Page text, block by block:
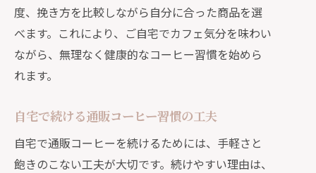
度、挽き方を比較しながら自分に合った商品を選
べます。これにより、ご自宅でカフェ気分を味わい
ながら、無理なく健康的なコーヒー習慣を始めら
れます。
自宅で続ける通販コーヒー習慣の工夫
自宅で通販コーヒーを続けるためには、手軽さと
飽きのこない工夫が大切です。続けやすい理由は、